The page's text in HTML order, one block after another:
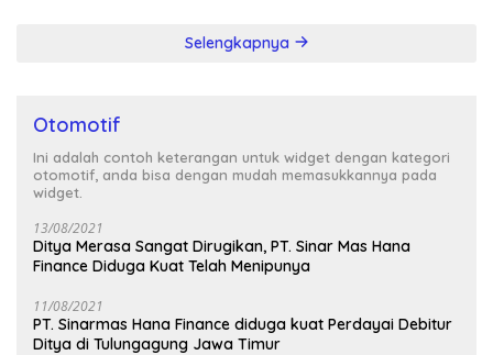
Selengkapnya
Otomotif
Ini adalah contoh keterangan untuk widget dengan kategori
otomotif, anda bisa dengan mudah memasukkannya pada
widget.
13/08/2021
Ditya Merasa Sangat Dirugikan, PT. Sinar Mas Hana
Finance Diduga Kuat Telah Menipunya
11/08/2021
PT. Sinarmas Hana Finance diduga kuat Perdayai Debitur
Ditya di Tulungagung Jawa Timur